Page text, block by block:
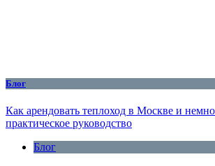
Блог
Как арендовать теплоход в Москве и
практическое руководство
Блог